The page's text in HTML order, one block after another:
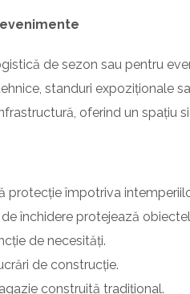
de sezon sau pentru
standuri expoziționale
oferind un spațiu
protecție împotriva
închidere protejează
de necesități.
de construcție.
construită tradițional.